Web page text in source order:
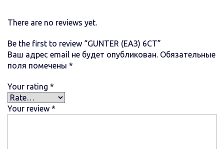
There are no reviews yet.
Be the first to review “GUNTER (ЕАЗ) 6СТ”
Ваш адрес email не будет опубликован. Обязательные
поля помечены *
Your rating *
Your review *